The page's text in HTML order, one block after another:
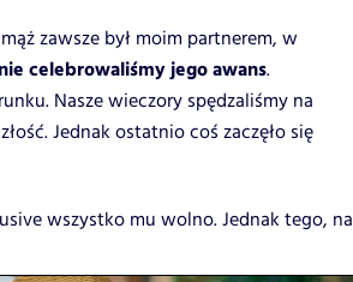
zawsze był moim partnerem, w
celebrowaliśmy jego awans.
Nasze wieczory spędzaliśmy na
Jednak ostatnio coś zaczęło się
wszystko mu wolno. Jednak tego, na